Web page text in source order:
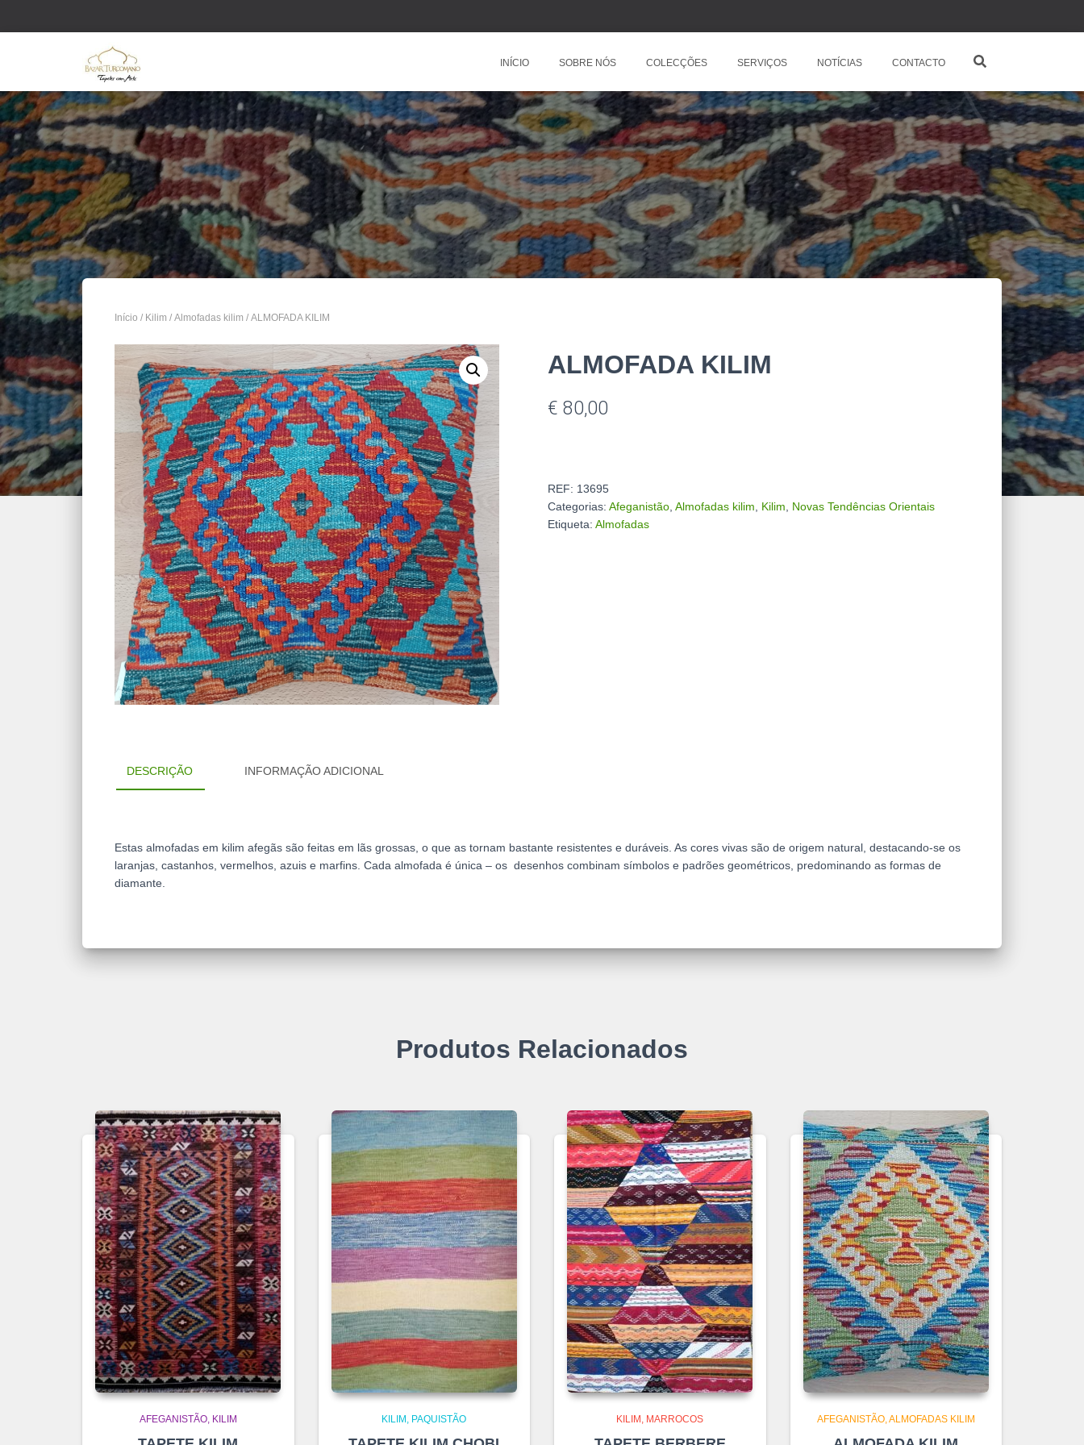
INÍCIO SOBRE NÓS COLECÇÕES SERVIÇOS NOTÍCIAS CONTACTO
Início / Kilim / Almofadas kilim / ALMOFADA KILIM
ALMOFADA KILIM
€ 80,00
REF: 13695
Categorias: Afeganistão Almofadas kilim Kilim
Novas Tendências Orientais
Etiqueta: Almofadas
DESCRIÇÃO INFORMAÇÃO ADICIONAL
Estas almofadas em kilim afegãs são feitas em lãs grossas, o que as tornam bastante resistentes e duráveis. As cores vivas são de origem natural, destacando-se os
laranjas, castanhos, vermelhos, azuis e marfins. Cada almofada é única – os desenhos combinam símbolos e padrões geométricos, predominando as formas de
diamante.
Produtos Relacionados
AFEGANISTÃO KILIM KILIM PAQUISTÃO KILIM MARROCOS AFEGANISTÃO ALMOFADAS KILIM